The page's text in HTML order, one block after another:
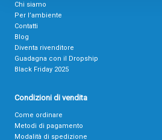
Chi siamo
Per l’ambiente
Contatti
Blog
Diventa rivenditore
Guadagna con il Dropship
Black Friday 2025
Condizioni di vendita
Come ordinare
Metodi di pagamento
Modalità di spedizione